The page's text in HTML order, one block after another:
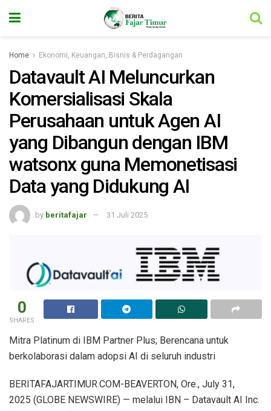
Home Ekonomi, Keuangan, Bisnis & Perdagangan
Datavault AI Meluncurkan
Komersialisasi Skala
Perusahaan untuk Agen AI
yang Dibangun dengan IBM
watsonx guna Memonetisasi
Data yang Didukung AI
by beritafajar 31 Juli 2025
0
SHARES
Mitra Platinum di IBM Partner Plus; Berencana untuk
berkolaborasi dalam adopsi AI di seluruh industri
BERITAFAJARTIMUR.COM-BEAVERTON, Ore., July 31,
2025 (GLOBE NEWSWIRE) — melalui IBN – Datavault AI Inc.